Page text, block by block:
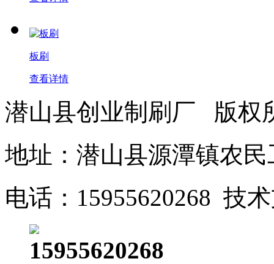
板刷
查看详情
潜山县创业制刷厂 版
地址：潜山县源潭镇农
电话：15955620268 技
15955620268